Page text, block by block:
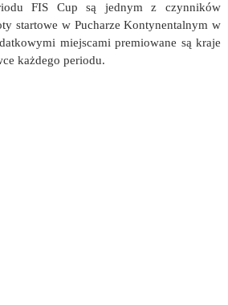
FIS Cup są jednym z czynników
startowe w Pucharze Kontynentalnym w
miejscami premiowane są kraje
każdego periodu.